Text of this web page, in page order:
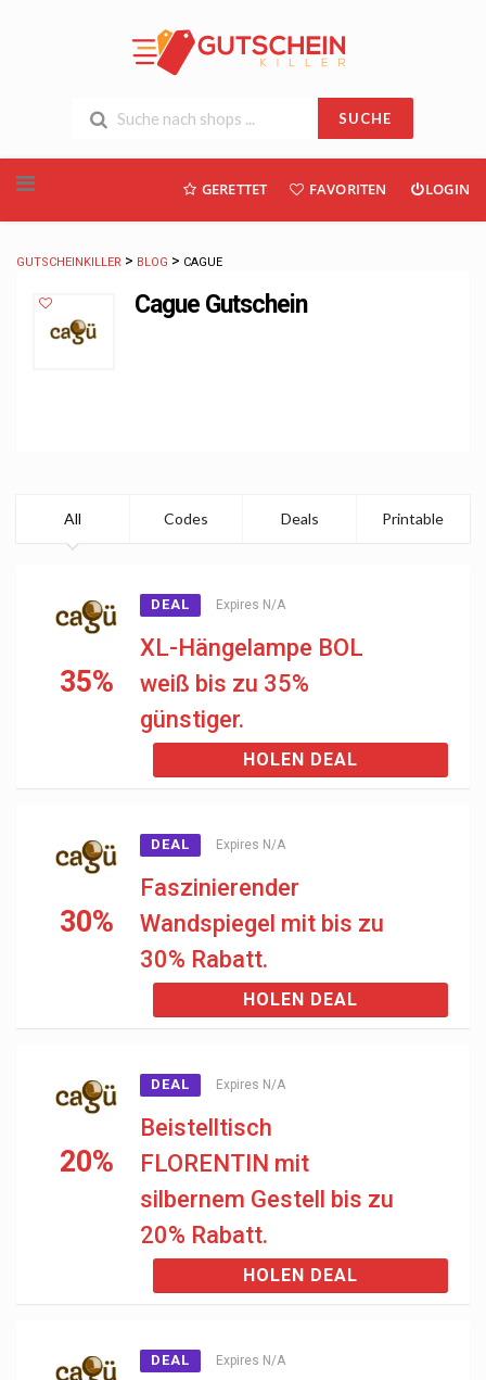
SUCHE
to
GERETTET FAVORITEN LOGIN
GUTSCHEINKILLER > BLOG > CAGUE
Cague Gutschein
All Codes Deals Printable
35%
DEAL Expires N/A
XL-Hängelampe BOL
weiß bis zu 35%
günstiger.
HOLEN DEAL
30%
DEAL Expires N/A
Faszinierender
Wandspiegel mit bis zu
30% Rabatt.
HOLEN DEAL
20%
DEAL Expires N/A
Beistelltisch
FLORENTIN mit
silbernem Gestell bis zu
20% Rabatt.
HOLEN DEAL
DEAL Expires N/A